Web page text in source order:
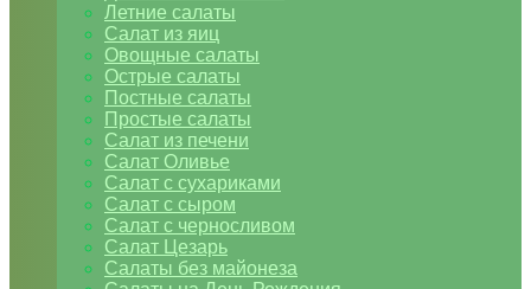
Летние салаты
Салат из яиц
Овощные салаты
Острые салаты
Постные салаты
Простые салаты
Салат из печени
Салат Оливье
Салат с сухариками
Салат с сыром
Салат с черносливом
Салат Цезарь
Салаты без майонеза